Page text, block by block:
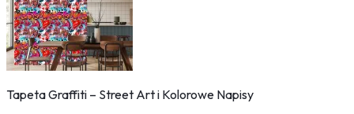
Tapeta Graffiti – Street Art i Kolorowe Napisy